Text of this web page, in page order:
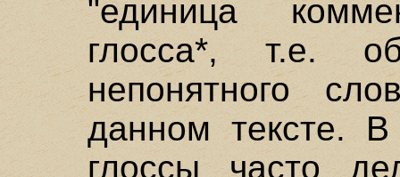
"единица
глосса*, т.е.
непонятного
данном тексте. В
глоссы часто